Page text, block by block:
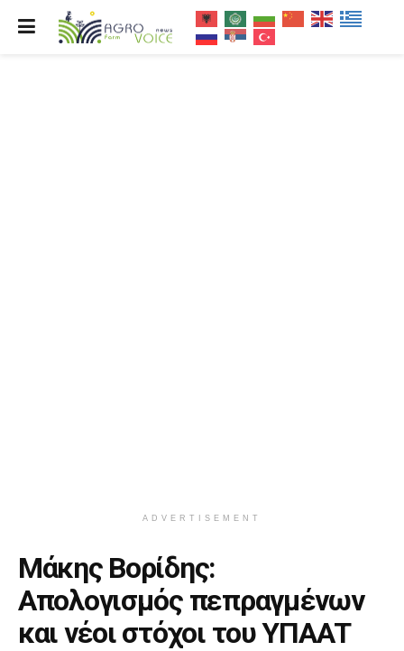
ADVERTISEMENT
Μάκης Βορίδης:
Απολογισμός πεπραγμένων
και νέοι στόχοι του ΥΠΑΑΤ